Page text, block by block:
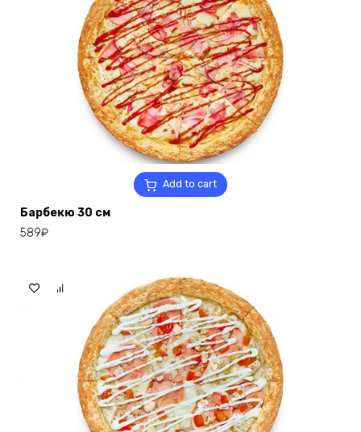
Add to cart
Барбекю 30 см
589₽